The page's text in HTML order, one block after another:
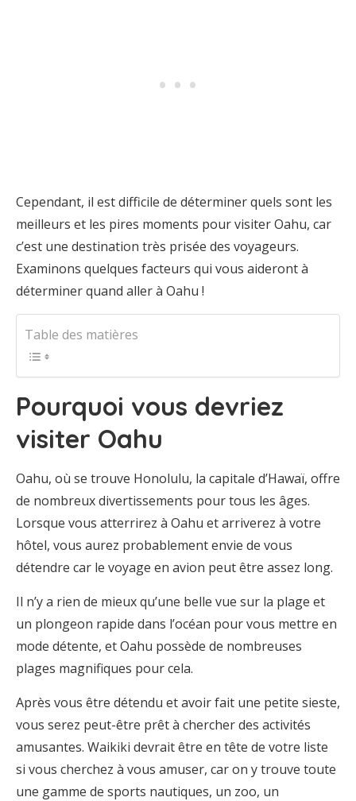
Cependant, il est difficile de déterminer quels sont les
meilleurs et les pires moments pour visiter Oahu, car
c’est une destination très prisée des voyageurs.
Examinons quelques facteurs qui vous aideront à
déterminer quand aller à Oahu !
Table des matières
Pourquoi vous devriez
visiter Oahu
Oahu, où se trouve Honolulu, la capitale d’Hawaï, offre
de nombreux divertissements pour tous les âges.
Lorsque vous atterrirez à Oahu et arriverez à votre
hôtel, vous aurez probablement envie de vous
détendre car le voyage en avion peut être assez long.
Il n’y a rien de mieux qu’une belle vue sur la plage et
un plongeon rapide dans l’océan pour vous mettre en
mode détente, et Oahu possède de nombreuses
plages magnifiques pour cela.
Après vous être détendu et avoir fait une petite sieste,
vous serez peut-être prêt à chercher des activités
amusantes. Waikiki devrait être en tête de votre liste
si vous cherchez à vous amuser, car on y trouve toute
une gamme de sports nautiques, un zoo, un